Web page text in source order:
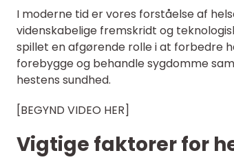
I moderne tid er vores forståelse af
videnskabelige fremskridt og
spillet en afgørende rolle i at forbedre
forebygge og behandle sygdomme
hestens sundhed.
[BEGYND VIDEO HER]
Vigtige faktorer for